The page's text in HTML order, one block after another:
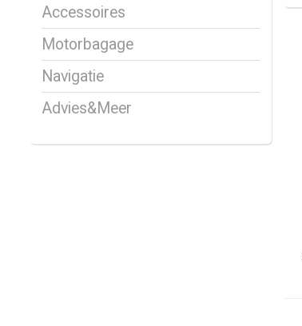
Accessoires
Motorbagage
Navigatie
Advies&Meer